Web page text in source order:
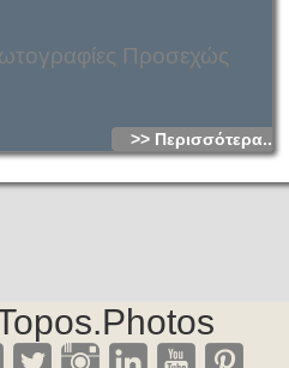
Προσεχώς
>> Περισσότερα...